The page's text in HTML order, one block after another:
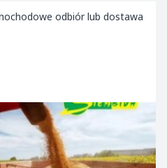
odbiór lub dostawa